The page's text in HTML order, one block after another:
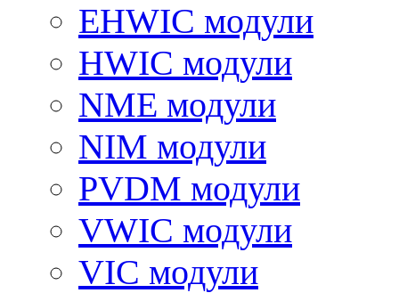
EHWIC модули
HWIC модули
NME модули
NIM модули
PVDM модули
VWIC модули
VIC модули